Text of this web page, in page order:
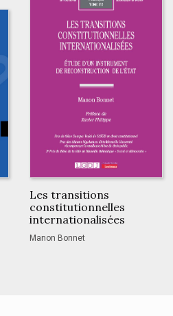
Les transitions
constitutionnelles
internationalisées
Manon Bonnet